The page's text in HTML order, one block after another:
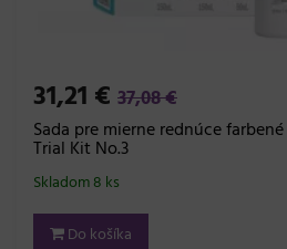
31,21 € 37,08 €
Sada pre mierne rednúce
Trial Kit No.3
Skladom 8 ks
Do košíka